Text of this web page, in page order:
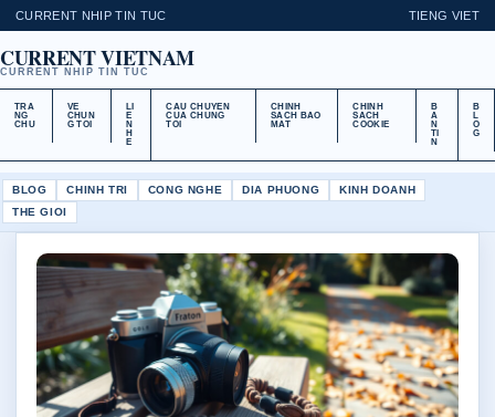
CURRENT NHIP TIN TUC TIENG VIET
CURRENT VIETNAM
CURRENT NHIP TIN TUC
TRA
NG
CHU
VE
CHUN
G TOI
LI
E
N
H
E
CAU CHUYEN
CUA CHUNG
TOI
CHINH
SACH BAO
MAT
CHINH
SACH
COOKIE
B
A
N
TI
N
B
L
O
G
BLOG CHINH TRI CONG NGHE DIA PHUONG
KINH DOANH
THE GIOI